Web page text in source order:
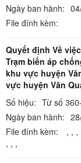
Ngày ban hành:
File đính kèm:
Quyết định Về
Trạm biến áp
khu vực huyện
vực huyện Văn
Số hiệu: Từ số
Ngày ban hành:
File đính kèm:
, , ,
, , ,